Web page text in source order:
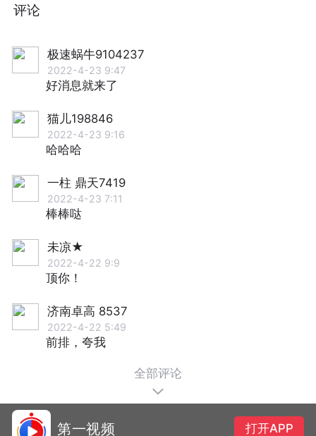
评论
极速蜗牛9104237
2022-4-23 9:47
好消息就来了
猫儿198846
2022-4-23 9:16
哈哈哈
一柱 鼎天7419
2022-4-23 7:11
棒棒哒
未凉★
2022-4-22 9:9
顶你！
济南卓高 8537
2022-4-22 5:49
前排，夸我
全部评论
第一视频 打开APP